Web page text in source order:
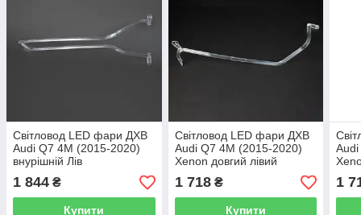
Світловод LED фари ДХВ
Audi Q7 4M (2015-2020)
внурішній Лів
1 844 ₴
Купити
Світловод LED фари ДХВ
Audi Q7 4M (2015-2020)
Xenon довгий лівий
1 718₴
Купити
1